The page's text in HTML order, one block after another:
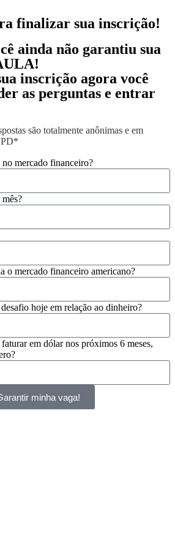
finalizar sua inscrição!
ainda não garantiu sua
inscrição agora você
as perguntas e entrar
são totalmente anônimas e em
mercado financeiro?
o mercado financeiro americano?
hoje em relação ao dinheiro?
em dólar nos próximos 6 meses,
minha vaga!